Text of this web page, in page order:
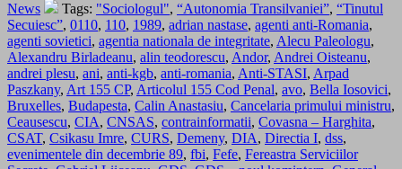
News
Tags: "Sociologul", “Autonomia Transilvaniei”, “Tinutul
Secuiesc”, 0110, 110, 1989, adrian nastase, agenti anti-Romania,
agenti sovietici, agentia nationala de integritate, Alecu Paleologu,
Alexandru Birladeanu, alin teodorescu, Andor, Andrei Oisteanu,
andrei plesu, ani, anti-kgb, anti-romania, Anti-STASI, Arpad
Paszkany, Art 155 CP, Articolul 155 Cod Penal, avo, Bella Iosovici,
Bruxelles, Budapesta, Calin Anastasiu, Cancelaria primului ministru,
Ceausescu, CIA, CNSAS, contrainformatii, Covasna – Harghita,
CSAT, Csikasu Imre, CURS, Demeny, DIA, Directia I, dss,
evenimentele din decembrie 89, fbi, Fefe, Fereastra Serviciilor